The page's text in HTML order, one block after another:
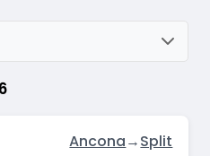
Ancona→Split